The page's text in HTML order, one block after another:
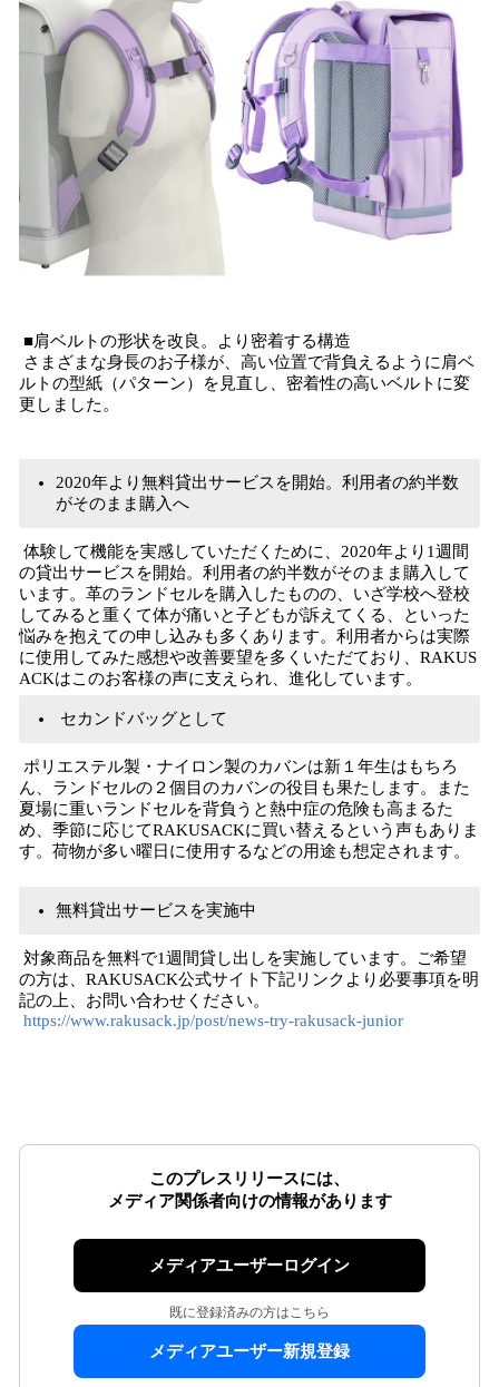
■肩ベルトの形状を改良。より密着する構造
さまざまな身長のお子様が、高い位置で背負えるように肩ベ
ルトの型紙（パターン）を見直し、密着性の高いベルトに変
更しました。
2020年より無料貸出サービスを開始。利用者の約半数
がそのまま購入へ
体験して機能を実感していただくために、2020年より1週間
の貸出サービスを開始。利用者の約半数がそのまま購入して
います。革のランドセルを購入したものの、いざ学校へ登校
してみると重くて体が痛いと子どもが訴えてくる、といった
悩みを抱えての申し込みも多くあります。利用者からは実際
に使用してみた感想や改善要望を多くいただており、RAKUS
ACKはこのお客様の声に支えられ、進化しています。
セカンドバッグとして
ポリエステル製・ナイロン製のカバンは新１年生はもちろ
ん、ランドセルの２個目のカバンの役目も果たします。また
夏場に重いランドセルを背負うと熱中症の危険も高まるた
め、季節に応じてRAKUSACKに買い替えるという声もありま
す。荷物が多い曜日に使用するなどの用途も想定されます。
無料貸出サービスを実施中
対象商品を無料で1週間貸し出しを実施しています。ご希望
の方は、RAKUSACK公式サイト下記リンクより必要事項を明
記の上、お問い合わせください。
https://www.rakusack.jp/post/news-try-rakusack-junior
このプレスリリースには、
メディア関係者向けの情報があります
メディアユーザーログイン
既に登録済みの方はこちら
メディアユーザー新規登録